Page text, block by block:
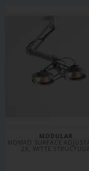
MODULAR
NOMAD SURFACE
2X, WITTE